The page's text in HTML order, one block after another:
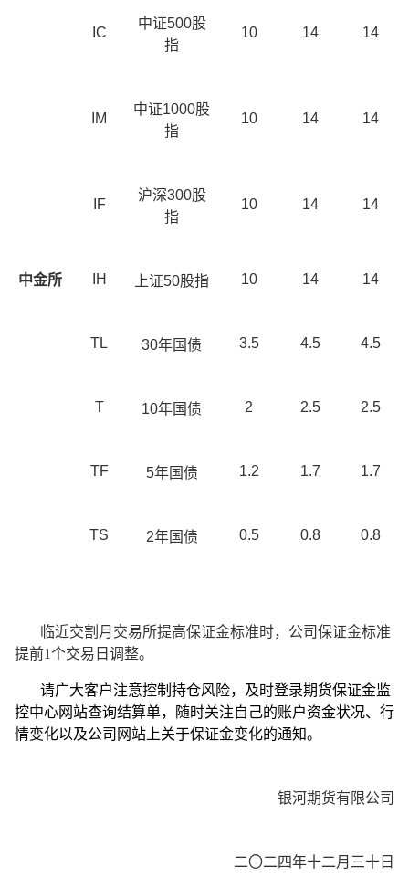
中金所
IC
中证500股
指
10 14 14
IM
中证1000股
指
10 14 14
IF
沪深300股
指
10 14 14
IH 上证50股指 10 14 14
TL 30年国债 3.5 4.5 4.5
T 10年国债 2 2.5 2.5
TF 5年国债 1.2 1.7 1.7
TS 2年国债 0.5 0.8 0.8
临近交割月交易所提高保证金标准时，公司保证金标准
提前1个交易日调整。
请广大客户注意控制持仓风险，及时登录期货保证金监
控中心网站查询结算单，随时关注自己的账户资金状况、行
情变化以及公司网站上关于保证金变化的通知。
银河期货有限公司
二〇二四年十二月三十日